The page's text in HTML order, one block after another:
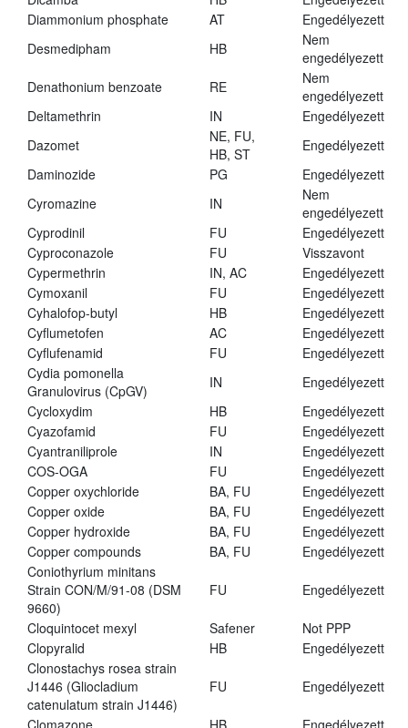
Diammonium phosphate
AT
Engedélyezett
Desmedipham
HB
Nem
engedélyezett
Denathonium benzoate
RE
Nem
engedélyezett
Deltamethrin
IN
Engedélyezett
Dazomet
NE, FU,
HB, ST
Engedélyezett
Daminozide
PG
Engedélyezett
Cyromazine
IN
Nem
engedélyezett
Cyprodinil
FU
Engedélyezett
Cyproconazole
FU
Visszavont
Cypermethrin
IN, AC
Engedélyezett
Cymoxanil
FU
Engedélyezett
Cyhalofop-butyl
HB
Engedélyezett
Cyflumetofen
AC
Engedélyezett
Cyflufenamid
FU
Engedélyezett
Cydia pomonella
Granulovirus (CpGV)
IN
Engedélyezett
Cycloxydim
HB
Engedélyezett
Cyazofamid
FU
Engedélyezett
Cyantraniliprole
IN
Engedélyezett
COS-OGA
FU
Engedélyezett
Copper oxychloride
BA, FU
Engedélyezett
Copper oxide
BA, FU
Engedélyezett
Copper hydroxide
BA, FU
Engedélyezett
Copper compounds
BA, FU
Engedélyezett
Coniothyrium minitans
Strain CON/M/91-08 (DSM
9660)
FU Engedélyezett
Cloquintocet mexyl Safener
Not PPP
Clopyralid
HB
Engedélyezett
Clonostachys rosea strain
J1446 (Gliocladium
catenulatum strain J1446)
FU Engedélyezett